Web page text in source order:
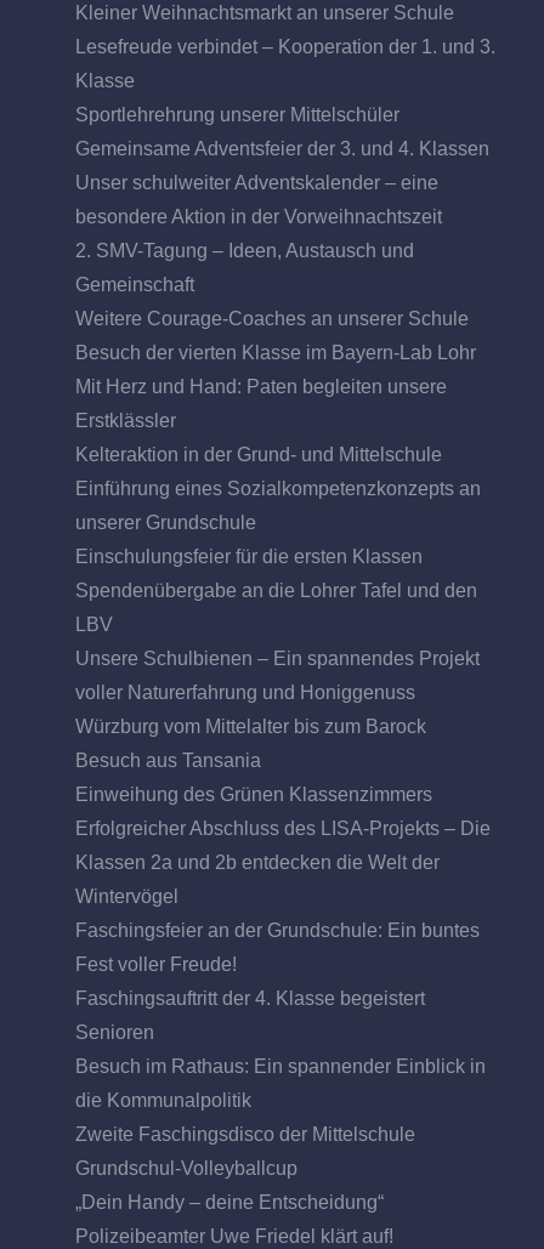
Kleiner Weihnachtsmarkt an unserer Schule
Lesefreude verbindet – Kooperation der 1. und 3.
Klasse
Sportlehrehrung unserer Mittelschüler
Gemeinsame Adventsfeier der 3. und 4. Klassen
Unser schulweiter Adventskalender – eine
besondere Aktion in der Vorweihnachtszeit
2. SMV-Tagung – Ideen, Austausch und
Gemeinschaft
Weitere Courage-Coaches an unserer Schule
Besuch der vierten Klasse im Bayern-Lab Lohr
Mit Herz und Hand: Paten begleiten unsere
Erstklässler
Kelteraktion in der Grund- und Mittelschule
Einführung eines Sozialkompetenzkonzepts an
unserer Grundschule
Einschulungsfeier für die ersten Klassen
Spendenübergabe an die Lohrer Tafel und den
LBV
Unsere Schulbienen – Ein spannendes Projekt
voller Naturerfahrung und Honiggenuss
Würzburg vom Mittelalter bis zum Barock
Besuch aus Tansania
Einweihung des Grünen Klassenzimmers
Erfolgreicher Abschluss des LISA-Projekts – Die
Klassen 2a und 2b entdecken die Welt der
Wintervögel
Faschingsfeier an der Grundschule: Ein buntes
Fest voller Freude!
Faschingsauftritt der 4. Klasse begeistert
Senioren
Besuch im Rathaus: Ein spannender Einblick in
die Kommunalpolitik
Zweite Faschingsdisco der Mittelschule
Grundschul-Volleyballcup
„Dein Handy – deine Entscheidung“
Polizeibeamter Uwe Friedel klärt auf!